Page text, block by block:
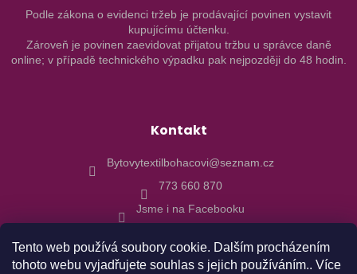
Tento web používá soubory cookie. Dalším procházením
tohoto webu vyjadřujete souhlas s jejich používáním.. Více
Podle zákona o evidenci tržeb je prodávající povinen vystavit
kupujícímu účtenku.
Zároveň je povinen zaevidovat přijatou tržbu u správce daně
online; v případě technického výpadku pak nejpozději do 48 hodin.
Kontakt
Bytovytextilbohacovi@seznam.cz
773 660 870
Jsme i na Facebooku